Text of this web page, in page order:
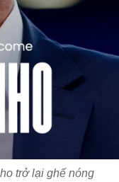
trở lại ghế nóng